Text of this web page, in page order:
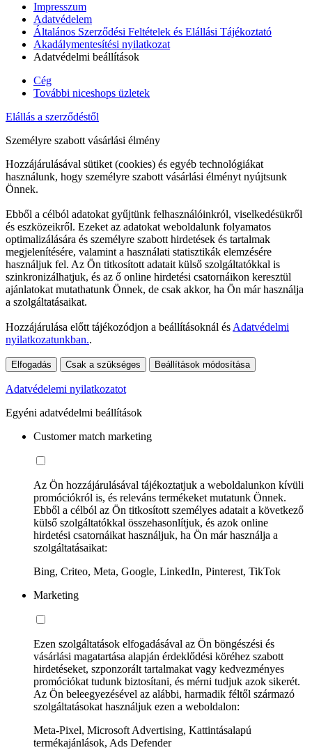
Impresszum
Adatvédelem
Általános Szerződési Feltételek és Elállási Tájékoztató
Akadálymentesítési nyilatkozat
Adatvédelmi beállítások
Cég
További niceshops üzletek
Elállás a szerződéstől
Személyre szabott vásárlási élmény
Hozzájárulásával sütiket (cookies) és egyéb technológiákat
használunk, hogy személyre szabott vásárlási élményt nyújtsunk
Önnek.
Ebből a célból adatokat gyűjtünk felhasználóinkról, viselkedésükről
és eszközeikről. Ezeket az adatokat weboldalunk folyamatos
optimalizálására és személyre szabott hirdetések és tartalmak
megjelenítésére, valamint a használati statisztikák elemzésére
használjuk fel. Az Ön titkosított adatait külső szolgáltatókkal is
szinkronizálhatjuk, és az ő online hirdetési csatornáikon keresztül
ajánlatokat mutathatunk Önnek, de csak akkor, ha Ön már használja
a szolgáltatásaikat.
Hozzájárulása előtt tájékozódjon a beállításoknál és Adatvédelmi
nyilatkozatunkban..
Elfogadás Csak a szükséges Beállítások módosítása
Adatvédelemi nyilatkozatot
Egyéni adatvédelmi beállítások
Customer match marketing
Az Ön hozzájárulásával tájékoztatjuk a weboldalunkon kívüli
promóciókról is, és releváns termékeket mutatunk Önnek.
Ebből a célból az Ön titkosított személyes adatait a következő
külső szolgáltatókkal összehasonlítjuk, és azok online
hirdetési csatornáikat használjuk, ha Ön már használja a
szolgáltatásaikat:
Bing, Criteo, Meta, Google, LinkedIn, Pinterest, TikTok
Marketing
Ezen szolgáltatások elfogadásával az Ön böngészési és
vásárlási magatartása alapján érdeklődési köréhez szabott
hirdetéseket, szponzorált tartalmakat vagy kedvezményes
promóciókat tudunk biztosítani, és mérni tudjuk azok sikerét.
Az Ön beleegyezésével az alábbi, harmadik féltől származó
szolgáltatásokat használjuk ezen a weboldalon:
Meta-Pixel, Microsoft Advertising, Kattintásalapú
termékajánlások, Ads Defender